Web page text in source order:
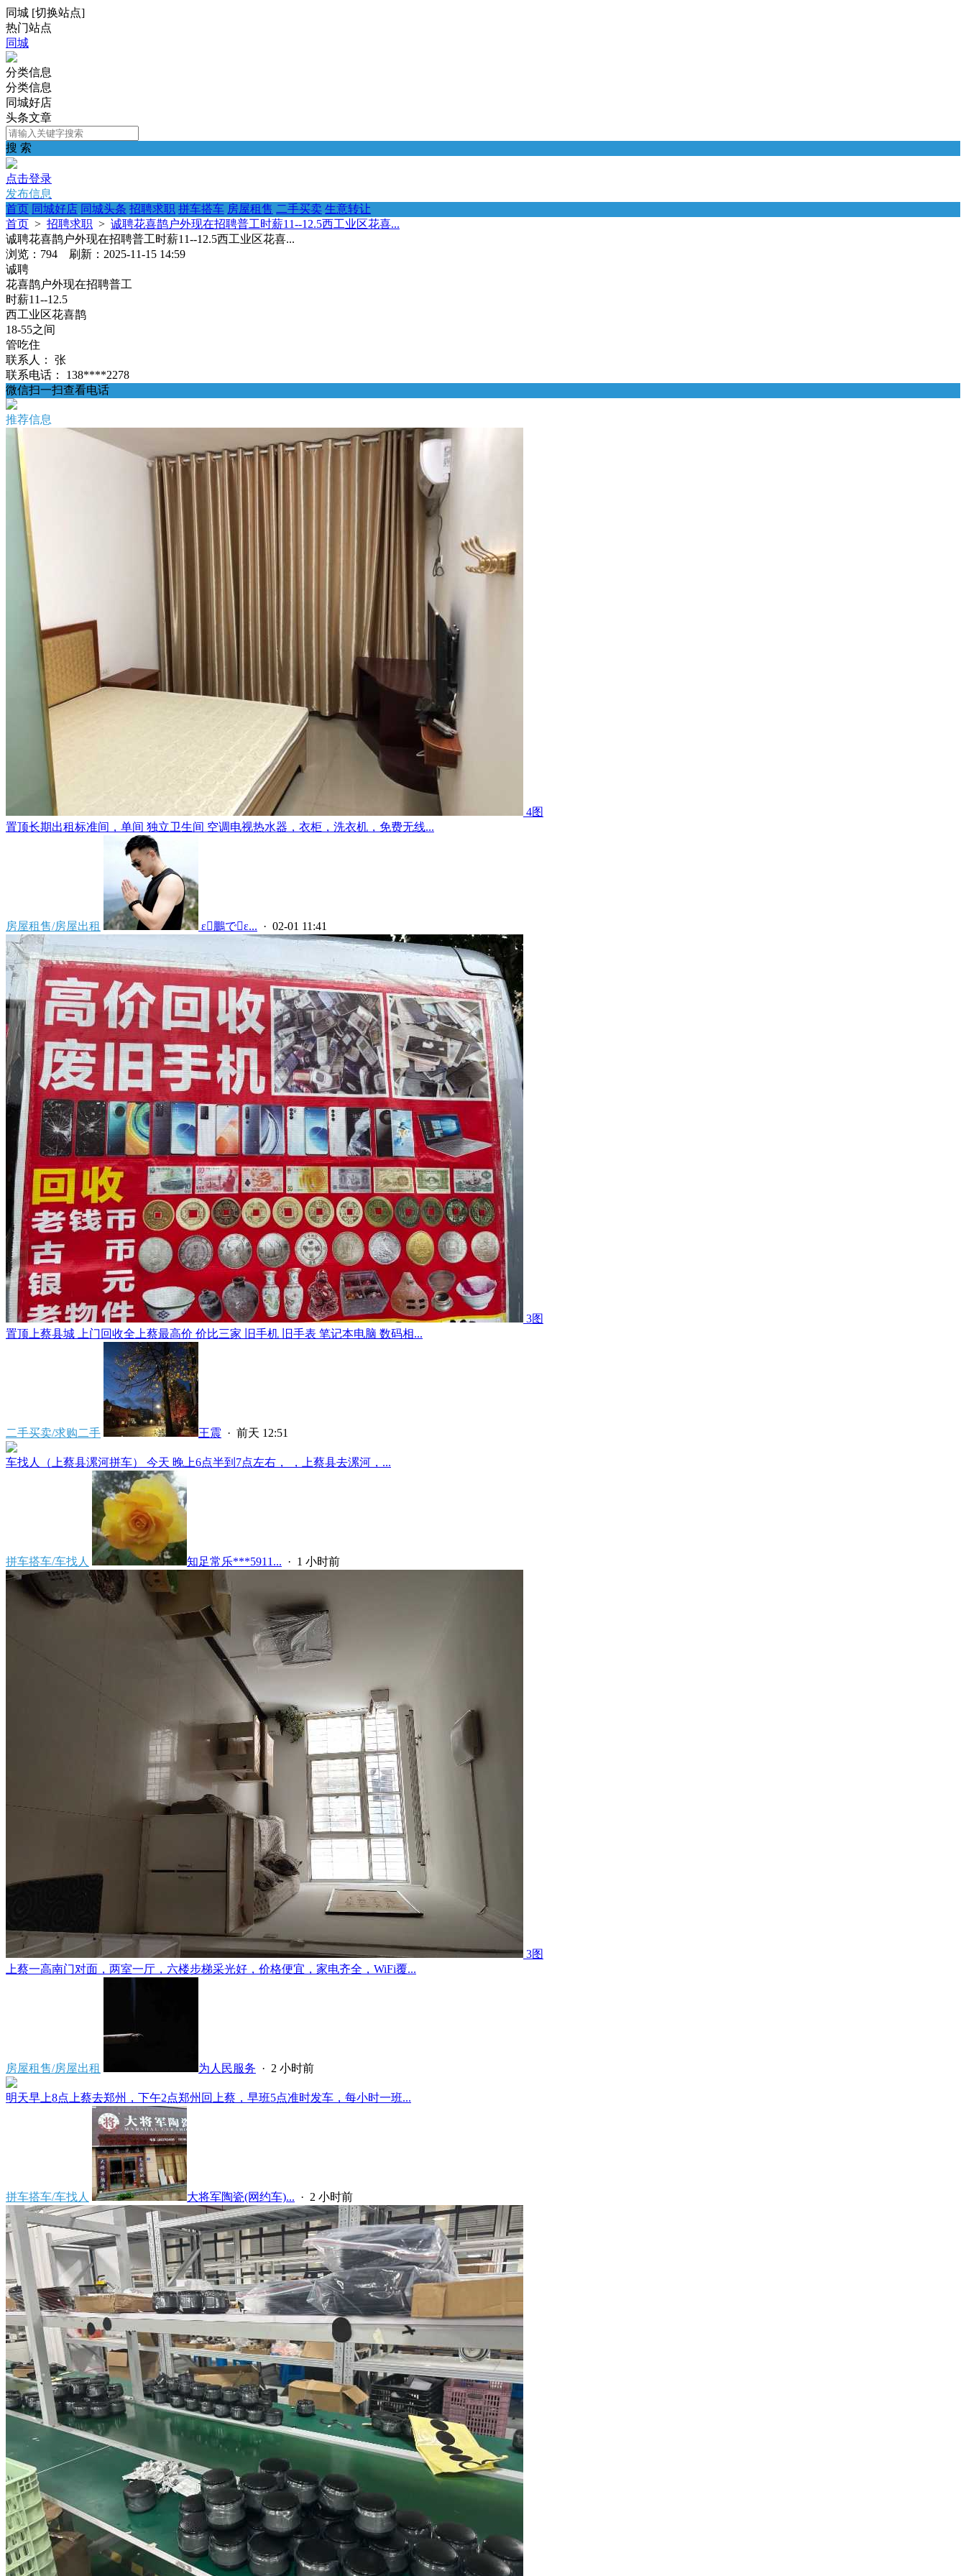
同城 [切换站点]
热门站点
同城
分类信息
分类信息
同城好店
头条文章
搜 索
点击登录
发布信息
首页 同城好店 同城头条 招聘求职 拼车搭车 房屋租售 二手买卖 生意转让
首页 > 招聘求职 > 诚聘花喜鹊户外现在招聘普工时薪11--12.5西工业区花喜...
诚聘花喜鹊户外现在招聘普工时薪11--12.5西工业区花喜...
浏览：794 刷新：2025-11-15 14:59
诚聘
花喜鹊户外现在招聘普工
时薪11--12.5
西工业区花喜鹊
18-55之间
管吃住
联系人：
张
联系电话：
138****2278
微信扫一扫查看电话
推荐信息
4图
置顶长期出租标准间，单间 独立卫生间 空调电视热水器，衣柜，洗衣机，免费无线...
房屋租售/房屋出租  ε鵬でε... · 02-01 11:41
3图
置顶 上蔡县城 上门回收全上蔡最高价 价比三家 旧手机 旧手表 笔记本电脑 数码相...
二手买卖/求购二手 王震 · 前天 12:51
车找人（上蔡县漯河拼车） 今天 晚上6点半到7点左右， ，上蔡县去漯河，...
拼车搭车/车找人 知足常乐***5911... · 1 小时前
3图
上蔡一高南门对面，两室一厅，六楼步梯采光好，价格便宜，家电齐全，WiFi覆...
房屋租售/房屋出租 为人民服务 · 2 小时前
明天早上8点上蔡去郑州，下午2点郑州回上蔡，早班5点准时发车，每小时一班...
拼车搭车/车找人 大将军陶瓷(网约车)... · 2 小时前